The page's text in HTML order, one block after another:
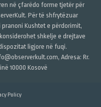
në çfarëdo forme tjetër për
Për të shfrytëzuar
Kushtet e përdorimit,
shkelje e drejtave
ligjore në fuqi.
Adresa: Rr.
10000 Kosovë
Policy